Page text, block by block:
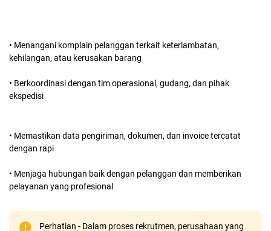
• Menangani komplain pelanggan terkait keterlambatan,
kehilangan, atau kerusakan barang
• Berkoordinasi dengan tim operasional, gudang, dan pihak
ekspedisi
• Memastikan data pengiriman, dokumen, dan invoice tercatat
dengan rapi
• Menjaga hubungan baik dengan pelanggan dan memberikan
pelayanan yang profesional
Perhatian - Dalam proses rekrutmen, perusahaan yang